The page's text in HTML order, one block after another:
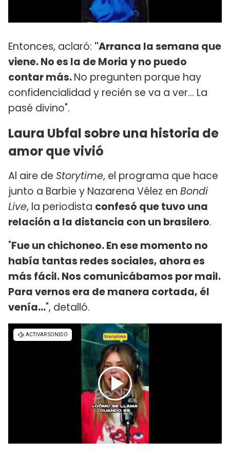
Entonces, aclaró: "Arranca la semana que
viene. No es la de Moria y no puedo
contar más.No pregunten porque hay
confidencialidad y recién se va a ver... La
pasé divino".
Laura Ubfal sobre una historia de
amor que vivió
Al aire de Storytime, el programa que hace
junto a Barbie y Nazarena Vélez en Bondi
Live, la periodista confesó que tuvo una
relación a la distancia con un brasilero.
"Fue un chichoneo. En ese momento no
había tantas redes sociales, ahora es
más fácil. Nos comunicábamos por mail.
Para vernos era de manera cortada, él
venía...", detalló.